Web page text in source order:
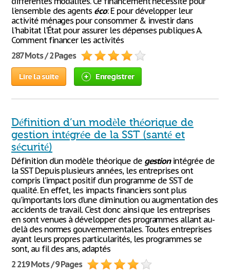
l'ensemble des agents éco: E pour développer leur
activité ménages pour consommer & investir dans
l'habitat l'État pour assurer les dépenses publiques A.
Comment financer les activités
287 Mots / 2 Pages
Lire la suite Enregistrer
Définition d’un modèle théorique de
gestion intégrée de la SST (santé et
sécurité)
Définition d’un modèle théorique de gestionintégrée de
la SST Depuis plusieurs années, les entreprises ont
compris l’impact positif d’un programme de SST de
qualité. En effet, les impacts financiers sont plus
qu’importants lors d’une diminution ou augmentation des
accidents de travail. C’est donc ainsi que les entreprises
en sont venues à développer des programmes allant au-
delà des normes gouvernementales. Toutes entreprises
ayant leurs propres particularités, les programmes se
sont, au fil des ans, adaptés
2 219 Mots / 9 Pages